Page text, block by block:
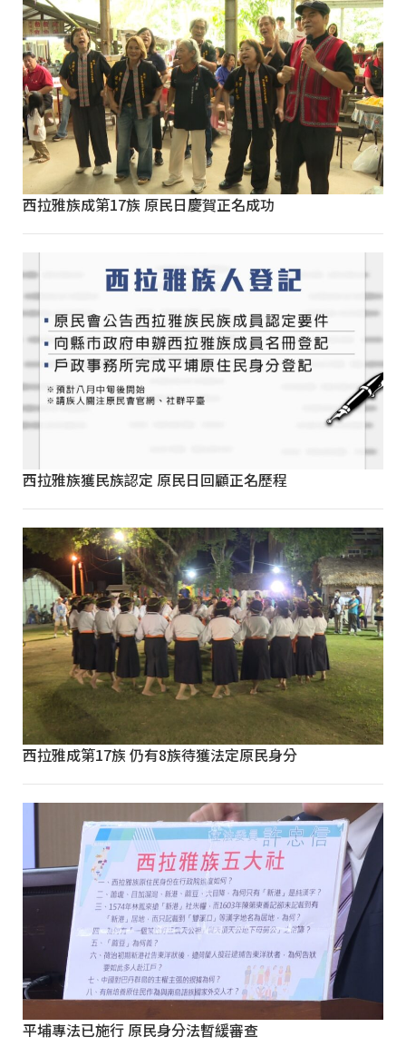
西拉雅族成第17族 原民日慶賀正名成功
西拉雅族獲民族認定 原民日回顧正名歷程
西拉雅成第17族 仍有8族待獲法定原民身分
平埔專法已施行 原民身分法暫緩審查